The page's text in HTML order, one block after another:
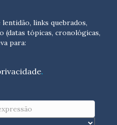
links quebrados,
(datas tópicas, cronológicas,
.